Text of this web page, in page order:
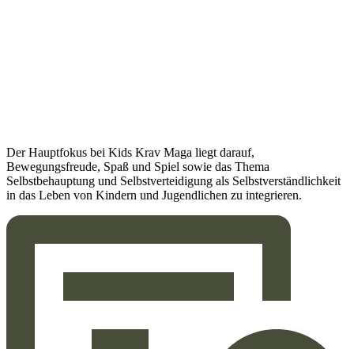
Der Hauptfokus bei Kids Krav Maga liegt darauf,
Bewegungsfreude, Spaß und Spiel sowie das Thema
Selbstbehauptung und Selbstverteidigung als Selbstverständlichkeit
in das Leben von Kindern und Jugendlichen zu integrieren.